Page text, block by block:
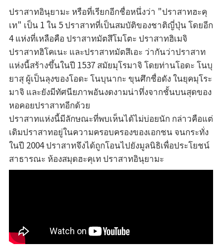
ปราสาทอินุยามะ หรือที่เรียกอีกชื่อหนึ่งว่า "ปราสาทฮะคุ
เท" เป็น 1 ใน 5 ปราสาทที่เป็นสมบัติของชาติญี่ปุ่น โดยอีก
4 แห่งที่เหลือคือ ปราสาทมัตสึโมโตะ ปราสาทฮิเมจิ
ปราสาทฮิโคเนะ และปราสาทมัตสึเอะ ว่ากันว่าปราสาท
แห่งนี้สร้างขึ้นในปี 1537 สมัยมุโรมาจิ โดยท่านโอดะ โนบุ
ยาสุ ผู้เป็นลุงของโอดะ โนบุนากะ ขุนศึกชื่อดัง ในยุคมุโระ
มาจิ และยังมีทัศนียภาพอันงดงามน่าทึ่งจากชั้นบนสุดของ
หอคอยปราสาทอีกด้วย
ปราสาทแห่งนี้มีลักษณะที่พบเห็นได้ไม่บ่อยนัก กล่าวคือแต่
เดิมปราสาทอยู่ในความครอบครองของเอกชน จนกระทั่ง
ในปี 2004 ปราสาทจึงได้ถูกโอนไปยังมูลนิธิเพื่อประโยชน์
สาธารณะ ห้องสมุดฮะคุเท ปราสาทอินุยามะ